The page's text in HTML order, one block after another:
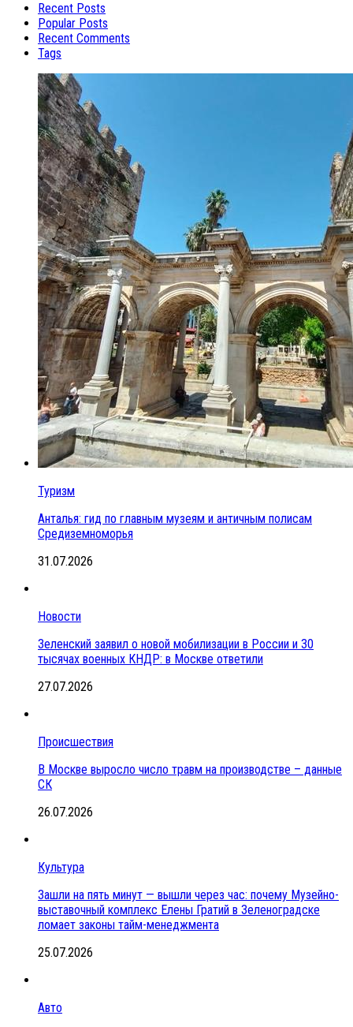
Recent Posts
Popular Posts
Recent Comments
Tags
Туризм
Анталья: гид по главным музеям и античным полисам
Средиземноморья
31.07.2026
Новости
Зеленский заявил о новой мобилизации в России и 30
тысячах военных КНДР: в Москве ответили
27.07.2026
Происшествия
В Москве выросло число травм на производстве – данные
СК
26.07.2026
Культура
Зашли на пять минут — вышли через час: почему Музейно-
выставочный комплекс Елены Гратий в Зеленоградске
ломает законы тайм-менеджмента
25.07.2026
Авто